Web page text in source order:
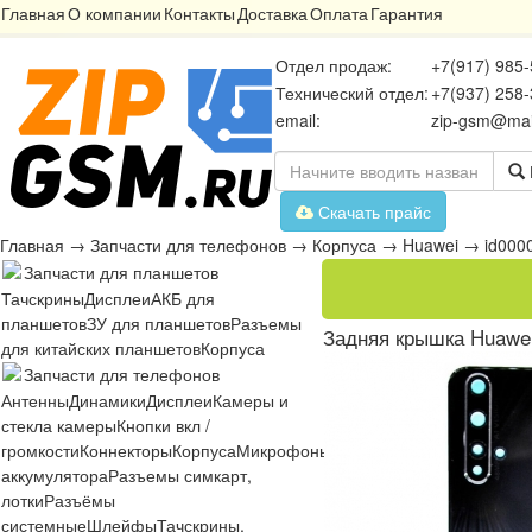
ГлавнаяО компании КонтактыДоставкаОплатаГарантия
Отдел продаж:
+7(917)
Технический отдел: +7(937)
email:
zip-
Скачать прайс
Главная → Запчасти для телефонов → Корпуса → Huawei →
Запчасти для планшетов
ТачскриныДисплеиАКБ для
планшетовЗУ для планшетовРазъемы
для китайских планшетовКорпуса
Запчасти для телефонов
АнтенныДинамикиДисплеиКамеры и
стекла камерыКнопки вкл /
громкостиКоннекторыКорпусаМикрофоны Платы
аккумулятораРазъемы симкарт,
лоткиРазъёмы
системныеШлейфыТачскрины,
Задняя крышка